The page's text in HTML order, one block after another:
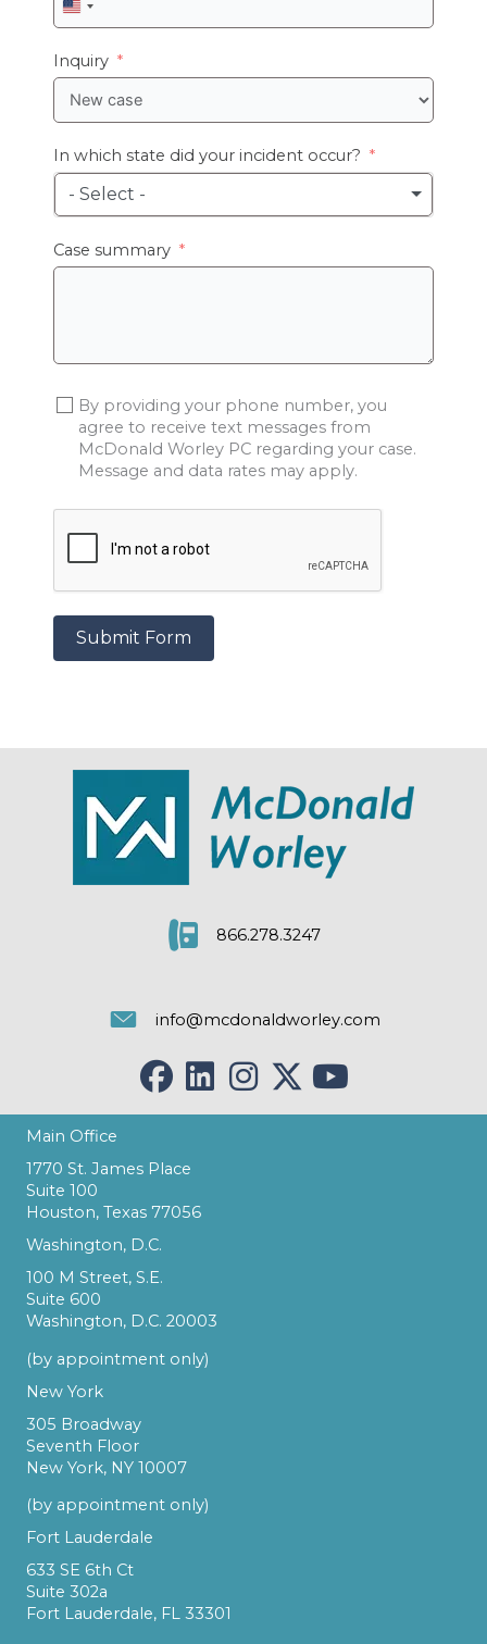
United
States
+1
Inquiry
In which state did your incident occur?
- Select -
Case summary
By providing your phone number, you
agree to receive text messages from
McDonald Worley PC regarding your case.
Message and data rates may apply.
Submit Form
866.278.3247
info@mcdonaldworley.com
Main Office
1770 St. James Place
Suite 100
Houston, Texas 77056
Washington, D.C.
100 M Street, S.E.
Suite 600
Washington, D.C. 20003
(by appointment only)
New York
305 Broadway
Seventh Floor
New York, NY 10007
(by appointment only)
Fort Lauderdale
633 SE 6th Ct
Suite 302a
Fort Lauderdale, FL 33301